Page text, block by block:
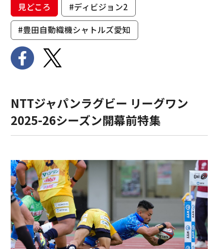
見どころ
#ディビジョン2
#豊田自動織機シャトルズ愛知
NTTジャパンラグビー リーグワン
2025-26シーズン開幕前特集